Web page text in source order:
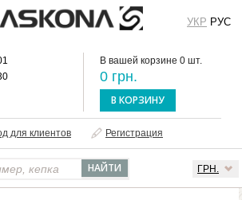
В вашей корзине 0 шт.
0 грн.
В КОРЗИНУ
для клиентов Регистрация
ГРН.
УКР РУС